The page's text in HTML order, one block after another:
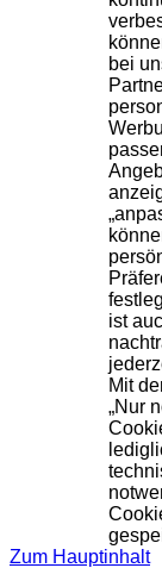
bei
ist
Mit
„Nur
Zum Hauptinhalt